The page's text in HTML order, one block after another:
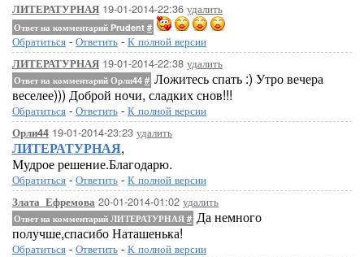
ЛИТЕРАТУРНАЯ 19-01-2014-22:36 удалить
Ответ на комментарий Prudent #
Обратиться - Ответить - К полной версии
ЛИТЕРАТУРНАЯ 19-01-2014-22:38 удалить
Ответ на комментарий Орли44 # Ложитесь спать :) Утро вечера
веселее))) Доброй ночи, сладких снов!!!
Обратиться - Ответить - К полной версии
Орли44 19-01-2014-23:23 удалить
ЛИТЕРАТУРНАЯ,
Мудрое решение.Благодарю.
Обратиться - Ответить - К полной версии
Злата_Ефремова 20-01-2014-01:02 удалить
Ответ на комментарий ЛИТЕРАТУРНАЯ # Да немного
получше,спасибо Наташенька!
Обратиться - Ответить - К полной версии